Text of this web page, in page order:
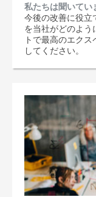
私たちは聞いてい
今後の改善に役立
を当社がどのよう
トで最高のエク
してください。